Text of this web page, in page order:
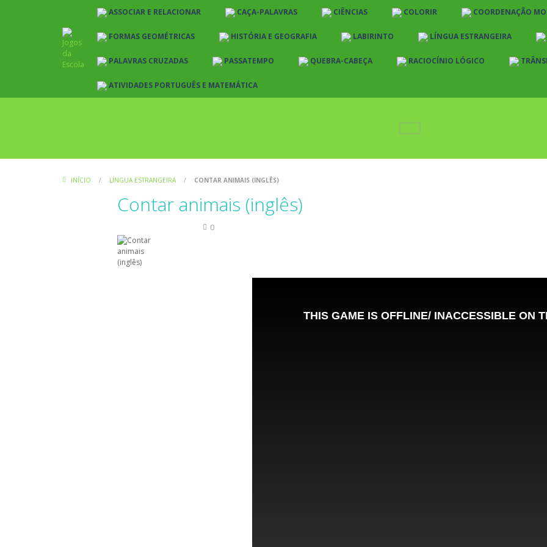
ASSOCIAR E RELACIONAR CAÇA-PALAVRAS CIÊNCIAS COLORIR COORDENAÇÃO
FORMAS GEOMÉTRICAS HISTÓRIA E GEOGRAFIA LABIRINTO LÍNGUA ESTRANGEIRA
PALAVRAS CRUZADAS PASSATEMPO QUEBRA-CABEÇA RACIOCÍNIO LÓGICO
ATIVIDADES PORTUGUÊS E MATEMÁTICA
INÍCIO / LÍNGUA ESTRANGEIRA / CONTAR ANIMAIS (INGLÊS)
Contar animais (inglês)
0